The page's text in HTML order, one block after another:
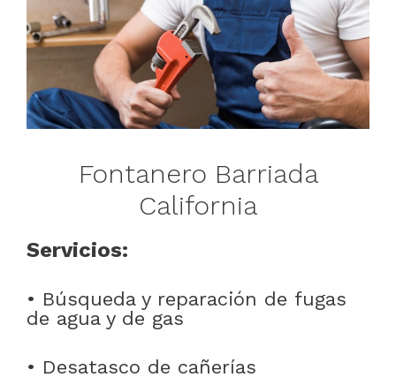
Fontanero Barriada
California
Servicios:
• Búsqueda y reparación de fugas
de agua y de gas
• Desatasco de cañerías